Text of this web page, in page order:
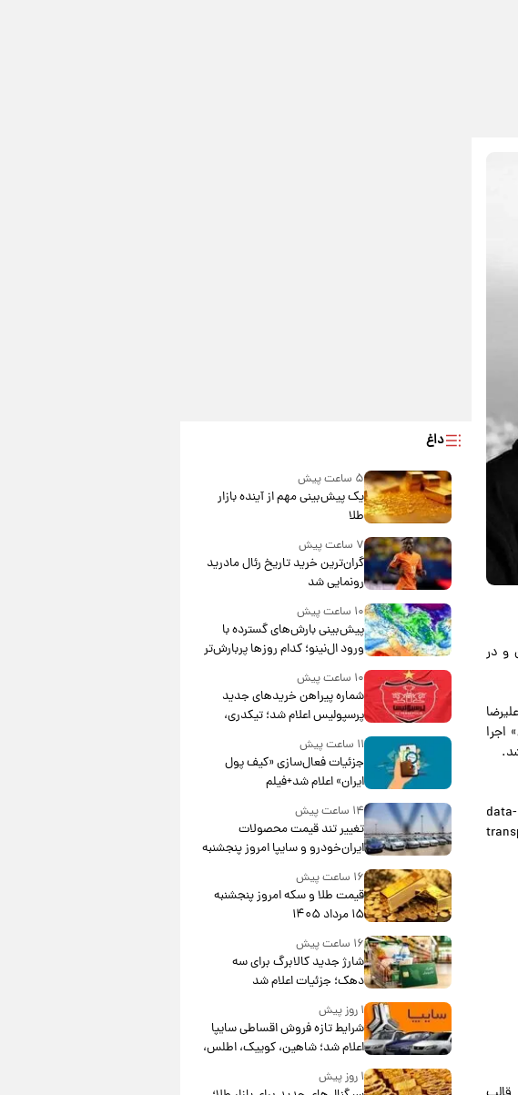
تهران و در
اجرا
"
داغ
۵ ساعت پیش
یک پیش‌بینی مهم از آینده بازار
طلا
۷ ساعت پیش
گران‌ترین خرید تاریخ رئال مادرید
رونمایی شد
۱۰ ساعت پیش
پیش‌بینی بارش‌های گسترده با
ورود ال‌نینو؛ کدام روزها پربارش‌تر
خواهند بود؟
۱۰ ساعت پیش
شماره پیراهن خریدهای جدید
پرسپولیس اعلام شد؛ تیکدری،
محبی و سرگیف با اعداد ویژه
۱۱ ساعت پیش
جزئیات فعال‌سازی «کیف پول
ایران» اعلام شد+فیلم
۱۴ ساعت پیش
تغییر تند قیمت محصولات
ایران‌خودرو و سایپا امروز پنجشنبه
۱۵ مرداد ۱۴۰۵ +جدول
۱۶ ساعت پیش
قیمت طلا و سکه امروز پنجشنبه
۱۵ مرداد ۱۴۰۵
۱۶ ساعت پیش
شارژ جدید کالابرگ برای سه
دهک؛ جزئیات اعلام شد
۱ روز پیش
شرایط تازه فروش اقساطی سایپا
اعلام شد؛ شاهین، کوییک، اطلس،
سهند و ساینا با اقساط بلندمدت +
جدول۱ روز پیش